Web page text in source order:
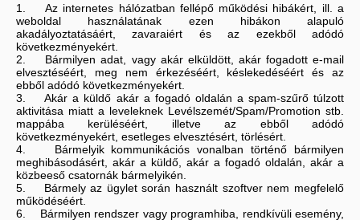
1. Az internetes hálózatban fellépő működési hibákért, ill. a
weboldal használatának ezen hibákon alapuló
akadályoztatásáért, zavaraiért és az ezekből adódó
következményekért.
2. Bármilyen adat, vagy akár elküldött, akár fogadott e-mail
elvesztéséért, meg nem érkezéséért, késlekedéséért és az
ebből adódó következményekért.
3. Akár a küldő akár a fogadó oldalán a spam-szűrő túlzott
aktivitása miatt a leveleknek Levélszemét/Spam/Promotion stb.
mappába kerüléséért, illetve az ebből adódó
következményekért, esetleges elvesztésért, törlésért.
4. Bármelyik kommunikációs vonalban történő bármilyen
meghibásodásért, akár a küldő, akár a fogadó oldalán, akár a
közbeeső csatornák bármelyikén.
5. Bármely az ügylet során használt szoftver nem megfelelő
működéséért.
6. Bármilyen rendszer vagy programhiba, rendkívüli esemény,